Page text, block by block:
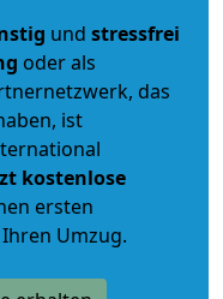
und stressfrei
oder als
das
ist
kostenlose
ersten
Umzug.